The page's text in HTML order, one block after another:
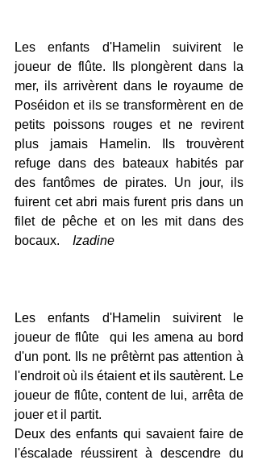
Les enfants d'Hamelin suivirent le
joueur de flûte. Ils plongèrent dans la
mer, ils arrivèrent dans le royaume de
Poséidon et ils se transformèrent en de
petits poissons rouges et ne revirent
plus jamais Hamelin. Ils trouvèrent
refuge dans des bateaux habités par
des fantômes de pirates. Un jour, ils
fuirent cet abri mais furent pris dans un
filet de pêche et on les mit dans des
bocaux. Izadine
Les enfants d'Hamelin suivirent le
joueur de flûte  qui les amena au bord
d'un pont. Ils ne prêtèrnt pas attention à
l'endroit où ils étaient et ils sautèrent. Le
joueur de flûte, content de lui, arrêta de
jouer et il partit.
Deux des enfants qui savaient faire de
l'éscalade réussirent à descendre du